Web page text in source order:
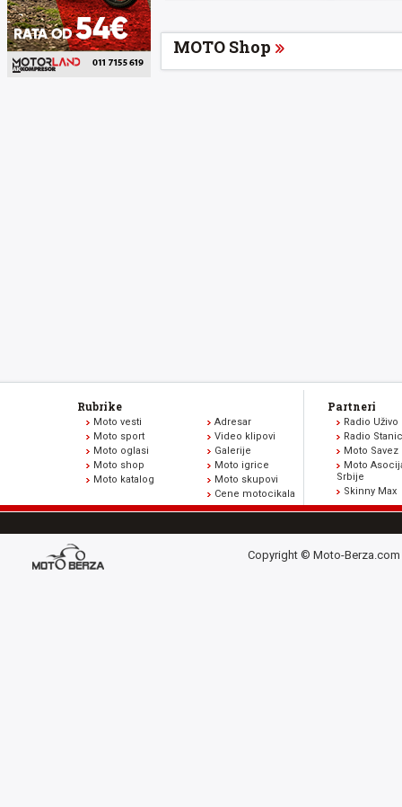
MOTO Shop
Rubrike
Moto vesti
Moto sport
Moto oglasi
Moto shop
Moto katalog
Adresar
Video klipovi
Galerije
Moto igrice
Moto skupovi
Cene motocikala
Partneri
Radio Uživo
Radio
Moto Savez
Moto
Srbije
Skinny Max
Copyright © Moto-Berza.com